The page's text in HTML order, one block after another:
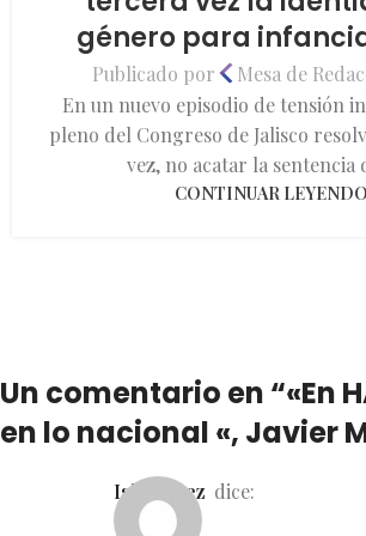
género para
Publicado por Mesa de
En un nuevo episodio de tensión
pleno del Congreso de Jalisco
vez, no acatar la sentencia
CONTINUAR LEYENDO
Un comentario en “«En
en lo nacional «, Javier
Isis López dice: